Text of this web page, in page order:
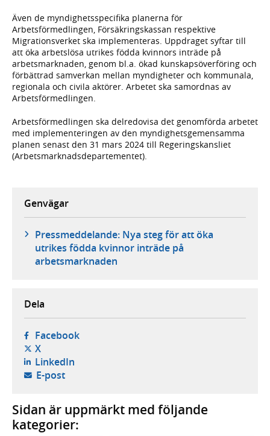
Även de myndighetsspecifika planerna för
Arbetsförmedlingen, Försäkringskassan respektive
Migrationsverket ska implementeras. Uppdraget syftar till
att öka arbetslösa utrikes födda kvinnors inträde på
arbetsmarknaden, genom bl.a. ökad kunskapsöverföring och
förbättrad samverkan mellan myndigheter och kommunala,
regionala och civila aktörer. Arbetet ska samordnas av
Arbetsförmedlingen.
Arbetsförmedlingen ska delredovisa det genomförda arbetet
med implementeringen av den myndighetsgemensamma
planen senast den 31 mars 2024 till Regeringskansliet
(Arbetsmarknadsdepartementet).
Genvägar
Pressmeddelande: Nya steg för att öka
utrikes födda kvinnor inträde på
arbetsmarknaden
Dela
Facebook- öppnas i ny flik, extern webbplats,
X- öppnas i ny flik, extern webbplats,
LinkedIn- öppnas i ny flik, extern webbplats,
E-post- öppnar din e-postklient,
Sidan är uppmärkt med följande
kategorier: